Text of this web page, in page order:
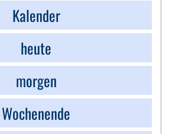
Kalender
heute
morgen
Wochenende